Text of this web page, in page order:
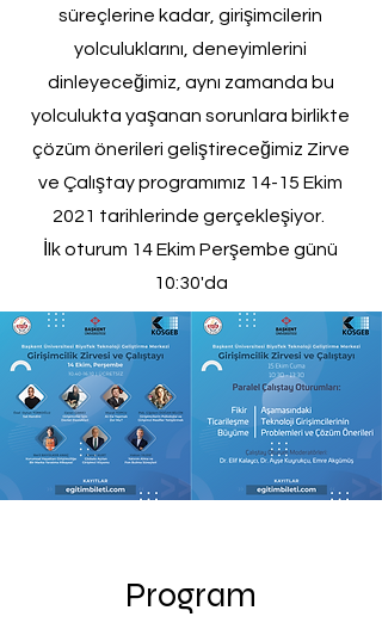
süreçlerine kadar, girişimcilerin
yolculuklarını, deneyimlerini
dinleyeceğimiz, aynı zamanda bu
yolculukta yaşanan sorunlara birlikte
çözüm önerileri geliştireceğimiz Zirve
ve Çalıştay programımız 14-15 Ekim
2021 tarihlerinde gerçekleşiyor.
İlk oturum 14 Ekim Perşembe günü
10:30'da
Program